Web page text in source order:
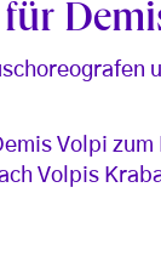
Volpi
Volpis